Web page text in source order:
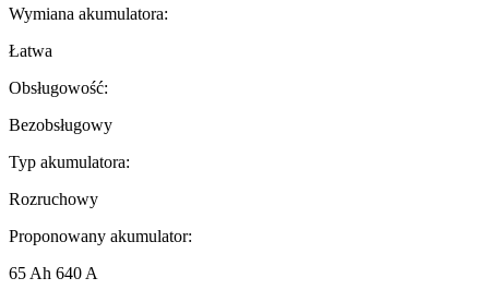
Wymiana akumulatora:
Łatwa
Obsługowość:
Bezobsługowy
Typ akumulatora:
Rozruchowy
Proponowany akumulator:
65 Ah 640 A